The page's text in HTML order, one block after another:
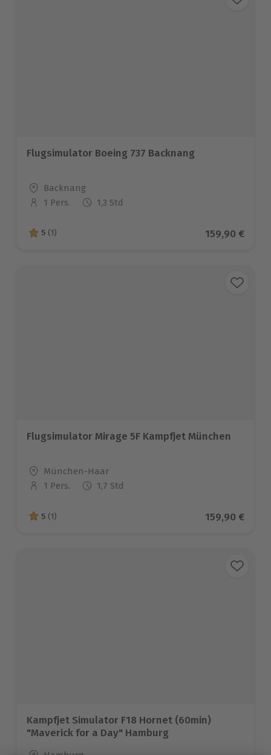
Flugsimulator Boeing 737 Backnang
Standort
Backnang
Anzahl der Teilnehmer
1 Pers. 1,3 Std
5 von 5 Sternen basierend auf 1 Bewertungen
5 (1) Aktueller
159,90 €
Flugsimulator Mirage 5F Kampfjet München
Standort
München-Haar
Anzahl der Teilnehmer
1 Pers. 1,7 Std
5 von 5 Sternen basierend auf 1 Bewertungen
5 (1) Aktueller
159,90 €
Kampfjet Simulator F18 Hornet (60min)
"Maverick for a Day" Hamburg